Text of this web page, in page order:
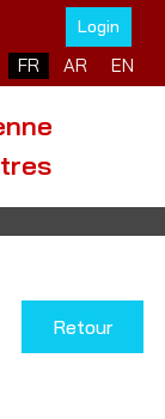
Login
votre
FR AR EN
Retour